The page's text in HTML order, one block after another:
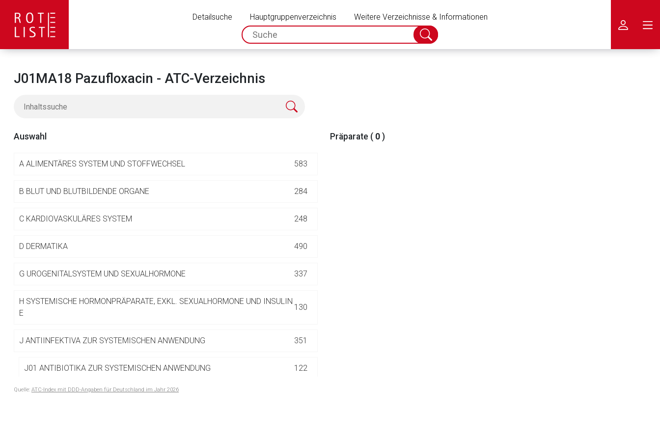
Detailsuche Hauptgruppenverzeichnis
Weitere Verzeichnisse & Informationen
spc.search.input.placeholder
Suche
abschicken
J01MA18 Pazufloxacin - ATC-Verzeichnis
Auswahl
A ALIMENTÄRES SYSTEM UND STOFFWECHSEL 583
B BLUT UND BLUTBILDENDE ORGANE 284
C KARDIOVASKULÄRES SYSTEM 248
D DERMATIKA 490
G UROGENITALSYSTEM UND SEXUALHORMONE 337
H SYSTEMISCHE HORMONPRÄPARATE, EXKL. SEXUALHORMONE UND INSULIN
E
130
J ANTIINFEKTIVA ZUR SYSTEMISCHEN ANWENDUNG 351
J01 ANTIBIOTIKA ZUR SYSTEMISCHEN ANWENDUNG 122
J01A TETRACYCLINE
Quelle: ATC-Index mit DDD-Angaben für Deutschland im Jahr 2026
Präparate ( 0 )
Aufruf einer externen Seite
Der von Ihnen aufgerufene Link öffnet eine externe Web-Seite. Für die Inhalte der externen Web-Seite ist deren